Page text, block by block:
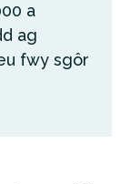
a
ag
fwy sgôr